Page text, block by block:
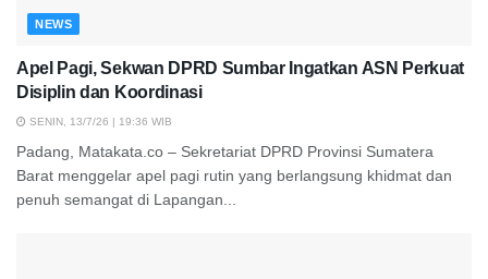
NEWS
Apel Pagi, Sekwan DPRD Sumbar Ingatkan ASN Perkuat
Disiplin dan Koordinasi
SENIN, 13/7/26 | 19:36 WIB
Padang, Matakata.co – Sekretariat DPRD Provinsi Sumatera
Barat menggelar apel pagi rutin yang berlangsung khidmat dan
penuh semangat di Lapangan...